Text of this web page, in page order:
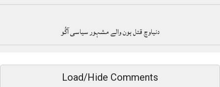
دنیاوچ قتل ہون والے مشہور سیاسی آگُو
Load/Hide Comments